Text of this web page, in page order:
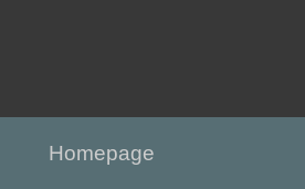
Homepage